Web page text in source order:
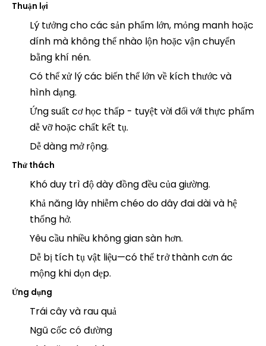
Thuận lợi
Lý tưởng cho các sản phẩm lớn, mỏng manh hoặc
dính mà không thể nhào lộn hoặc vận chuyển
bằng khí nén.
Có thể xử lý các biến thể lớn về kích thước và
hình dạng.
Ứng suất cơ học thấp - tuyệt vời đối với thực phẩm
dễ vỡ hoặc chất kết tụ.
Dễ dàng mở rộng.
Thử thách
Khó duy trì độ dày đồng đều của giường.
Khả năng lây nhiễm chéo do dây đai dài và hệ
thống hở.
Yêu cầu nhiều không gian sàn hơn.
Dễ bị tích tụ vật liệu—có thể trở thành cơn ác
mộng khi dọn dẹp.
Ứng dụng
Trái cây và rau quả
Ngũ cốc có đường